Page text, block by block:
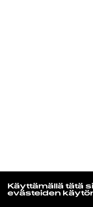
Käyttämällä tätä
evästeiden
Räjäyttäjät
Rock on Ikuinen